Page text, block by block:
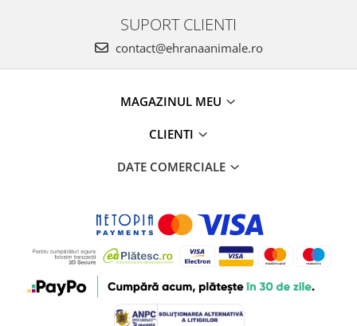
SUPORT CLIENTI
contact@ehranaanimale.ro
MAGAZINUL MEU
CLIENTI
DATE COMERCIALE